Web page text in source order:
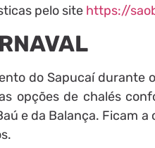
pelo site https://
do Sapucaí durante
opções de chalés
e da Balança. Ficam